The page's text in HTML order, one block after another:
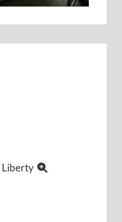
Liberty